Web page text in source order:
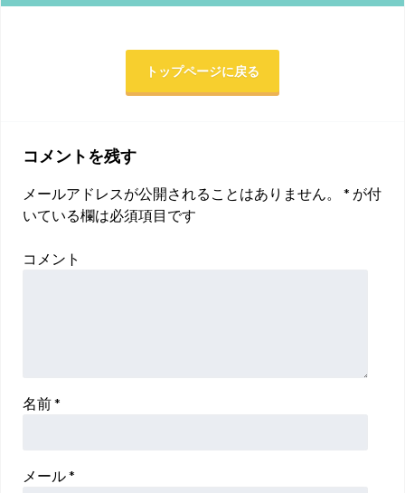
トップページに戻る
コメントを残す
メールアドレスが公開されることはありません。 * が付
いている欄は必須項目です
コメント
名前*
メール*